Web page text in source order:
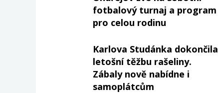
fotbalový turnaj a program
pro celou rodinu
Karlova Studánka dokončila
letošní těžbu rašeliny.
Zábaly nově nabídne i
samoplátcům